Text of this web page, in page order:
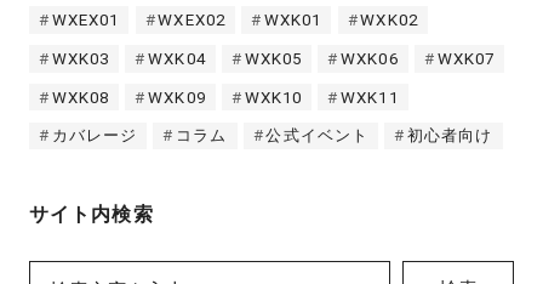
WXEX01 WXEX02 WXK01 WXK02
WXK03 WXK04 WXK05 WXK06 WXK07
WXK08 WXK09 WXK10 WXK11
カバレージ コラム 公式イベント 初心者向け
サイト内検索